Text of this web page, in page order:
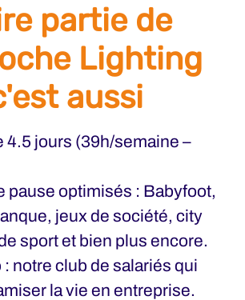
partie de
Lighting
aussi
4.5 jours (39h/semaine –
pause optimisés : Babyfoot,
jeux de société, city
sport et bien plus encore.
: notre club de salariés qui
la vie en entreprise.